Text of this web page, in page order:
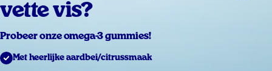
vette vis?
Probeer onze omega-3 gummies!
Met heerlijke aardbei/citrussmaak